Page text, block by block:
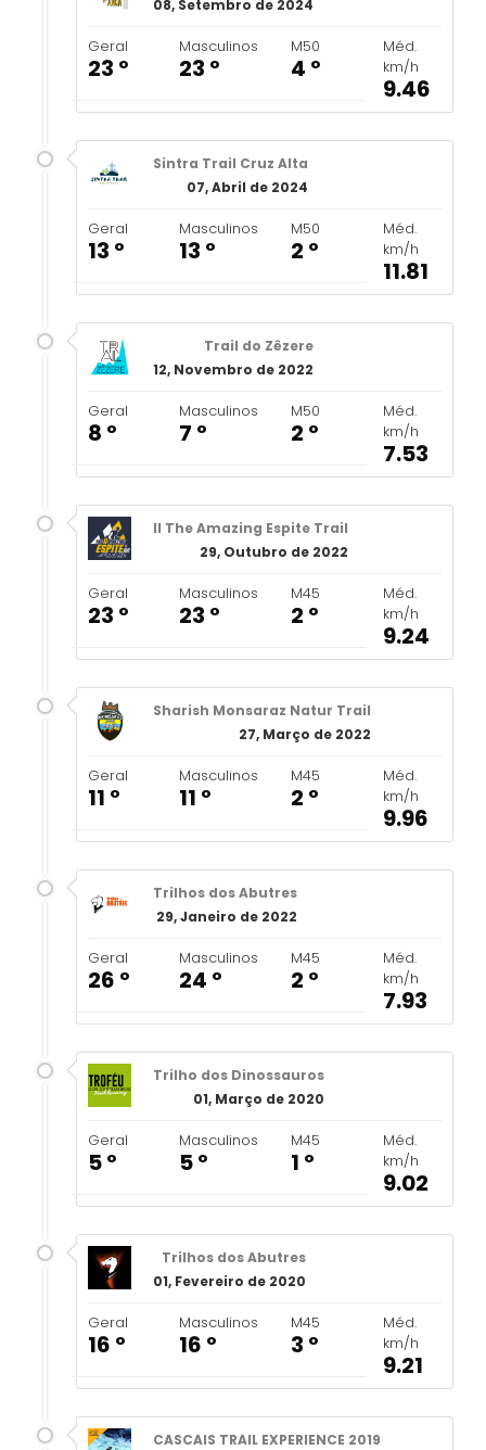
08, Setembro de 2024
Geral
23 º
Masculinos
23 º
M50
4 º
Méd.
km/h
9.46
Sintra Trail Cruz Alta
07, Abril de 2024
Geral
13 º
Masculinos
13 º
M50
2 º
Méd.
km/h
11.81
Trail do Zêzere
12, Novembro de 2022
Geral
8 º
Masculinos
7 º
M50
2 º
Méd.
km/h
7.53
II The Amazing Espite Trail
29, Outubro de 2022
Geral
23 º
Masculinos
23 º
M45
2 º
Méd.
km/h
9.24
Sharish Monsaraz Natur Trail
27, Março de 2022
Geral
11 º
Masculinos
11 º
M45
2 º
Méd.
km/h
9.96
Trilhos dos Abutres
29, Janeiro de 2022
Geral
26 º
Masculinos
24 º
M45
2 º
Méd.
km/h
7.93
Trilho dos Dinossauros
01, Março de 2020
Geral
5 º
Masculinos
5 º
M45
1 º
Méd.
km/h
9.02
Trilhos dos Abutres
01, Fevereiro de 2020
Geral
16 º
Masculinos
16 º
M45
3 º
Méd.
km/h
9.21
CASCAIS TRAIL EXPERIENCE 2019